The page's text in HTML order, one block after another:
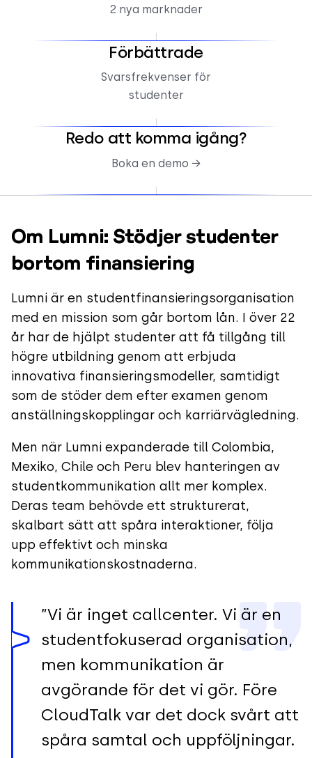
2 nya marknader
Förbättrade
Svarsfrekvenser för
studenter
Redo att komma igång?
Boka en demo →
Om Lumni: Stödjer studenter
bortom finansiering
Lumni är en studentfinansieringsorganisation
med en mission som går bortom lån. I över 22
år har de hjälpt studenter att få tillgång till
högre utbildning genom att erbjuda
innovativa finansieringsmodeller, samtidigt
som de stöder dem efter examen genom
anställningskopplingar och karriärvägledning.
Men när Lumni expanderade till Colombia,
Mexiko, Chile och Peru blev hanteringen av
studentkommunikation allt mer komplex.
Deras team behövde ett strukturerat,
skalbart sätt att spåra interaktioner, följa
upp effektivt och minska
kommunikationskostnaderna.
”Vi är inget callcenter. Vi är en
studentfokuserad organisation,
men kommunikation är
avgörande för det vi gör. Före
CloudTalk var det dock svårt att
spåra samtal och uppföljningar.